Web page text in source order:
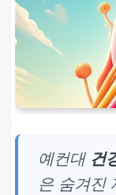
예컨대 건
은 숨겨진